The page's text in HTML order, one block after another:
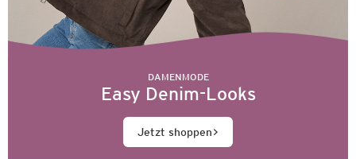
DAMENMODE
Easy Denim-Looks
Jetzt shoppen